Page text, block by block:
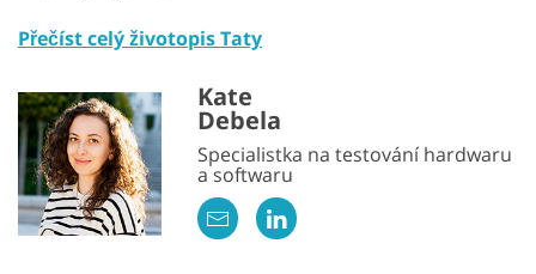
Přečíst celý životopis Taty
Kate
Debela
Specialistka na testování hardwaru
a softwaru